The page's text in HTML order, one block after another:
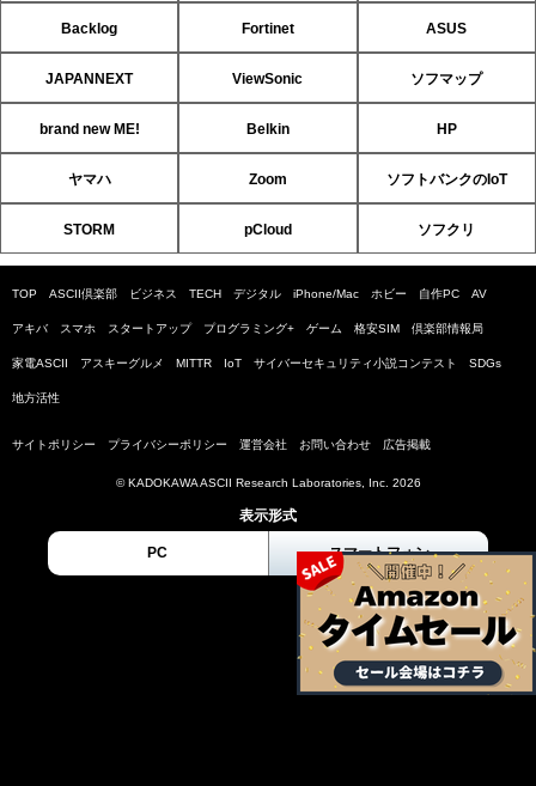
Backlog Fortinet ASUS
JAPANNEXT ViewSonic ソフマップ
brand new ME! Belkin HP
ヤマハ Zoom ソフトバンクのIoT
STORM pCloud ソフクリ
TOP ASCII倶楽部 ビジネス TECH デジタル iPhone/Mac ホビー 自作PC AV
アキバ スマホ スタートアップ プログラミング+ ゲーム 格安SIM 倶楽部情報局
家電ASCII アスキーグルメ MITTR IoT サイバーセキュリティ小説コンテスト SDGs
地方活性
サイトポリシー プライバシーポリシー 運営会社 お問い合わせ 広告掲載
© KADOKAWA ASCII Research Laboratories, Inc. 2026
表示形式
PC スマートフォン